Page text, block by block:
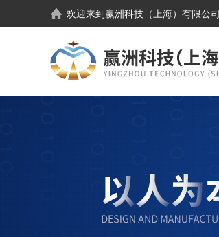
欢迎来到 赢洲科技（上海）有限公司